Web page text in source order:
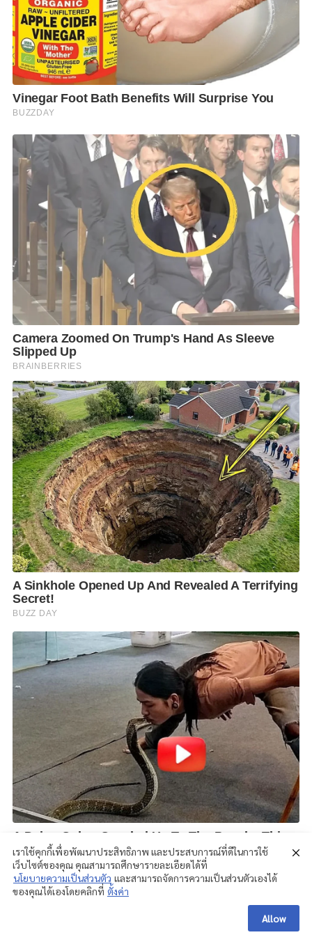
เราใช้คุกกี้เพื่อพัฒนาประสิทธิภาพ และประสบการณ์ที่ดีในการใช้
เว็บไซต์ของคุณ คุณสามารถศึกษารายละเอียดได้ที่
นโยบายความเป็นส่วนตัว และสามารถจัดการความเป็นส่วนตัวเองได้
ของคุณได้เองโดยคลิกที่ ตั้งค่า
Allow